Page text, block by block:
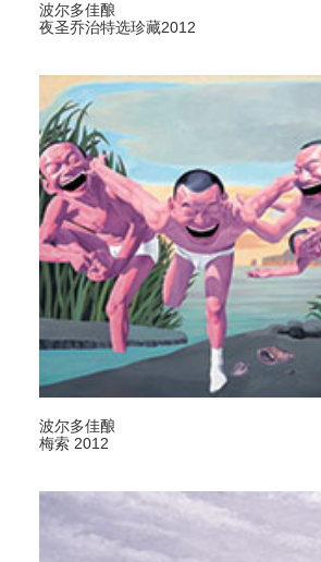
波尔多佳酿
夜圣乔治特选珍藏2012
波尔多佳酿
梅索 2012